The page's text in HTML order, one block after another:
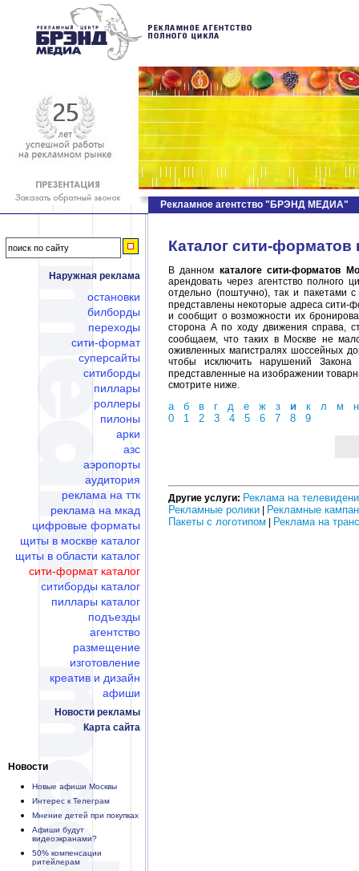
Наружная реклама
остановки
билборды
переходы
сити-формат
суперсайты
ситиборды
пиллары
роллеры
пилоны
арки
азс
аэропорты
аудитория
реклама на ттк
реклама на мкад
цифровые форматы
щиты в москве каталог
щиты в области каталог
сити-формат каталог
ситиборды каталог
пиллары каталог
подъезды
агентство
размещение
изготовление
креатив и дизайн
афиши
Новости рекламы
Карта сайта
Новости
Новые афиши Москвы
Интерес к Телеграм
Мнение детей при покупках
Афиши будут
видеоэкранами?
50% компенсации
ритейлерам
Рекламное агентство "БРЭНД МЕДИА"
Каталог сити-форматов
В данном каталоге сити-форматов
арендовать через агентство
отдельно (поштучно), так и пакетами
представлены некоторые адреса сити-
и сообщит о возможности их
сторона А по ходу движения справа,
сообщаем, что таких в Москве не
оживленных магистралях шоссейных
чтобы исключить нарушений
представленные на изображении
смотрите ниже.
а б в г д е ж з и к л м
н
0
1 2 3 4 5 6 7 8 9
Другие услуги: Реклама на
Рекламные ролики
Рекламные
Пакеты с логотипом
Реклама на